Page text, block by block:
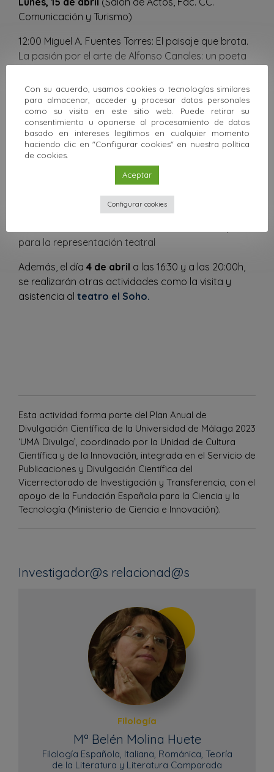
Comunicación y Turismo)
12:00 Miguel A. Fuentes Torres: El paisaje que brota.
La pasión por el arte de Alfonso Canales: un poeta
Préstamos de Antequera
Miércoles, 24 de abril( Salón de actos, Facultad de
Educación)
13:30 -> Marina Bianchi: Poetas del XVI y el XVII en
Viernes, 24 de mayo( Salón de actos, Facultad de
para la representación teatral
Además, el día 4 de abril a las 16:30 y a las 20:00h,
se realizarán otras actividades como la visita y
asistencia al teatro el Soho.
Esta actividad forma parte del Plan Anual de
Divulgación Científica de la Universidad de Málaga 2023
‘UMA Divulga’, coordinado por la Unidad de Cultura
Científica y de la Innovación, integrada en el Servicio de
Publicaciones y Divulgación Científica del
Vicerrectorado de Investigación y Transferencia, con el
apoyo de la Fundación Española para la Ciencia y la
Tecnología (Ministerio de Ciencia e Innovación).
Investigador@s relacionad@s
Filología
Mª Belén Molina Huete
Filología Española, Italiana, Románica, Teoría
de la Literatura y Literatura Comparada
Con su acuerdo, usamos cookies o tecnologías similares
para almacenar, acceder y procesar datos personales
como su visita en este sitio web. Puede retirar su
consentimiento u oponerse al procesamiento de datos
basado en intereses legítimos en cualquier momento
haciendo clic en "Configurar cookies" en nuestra política
de cookies.
Aceptar
Configurar cookies